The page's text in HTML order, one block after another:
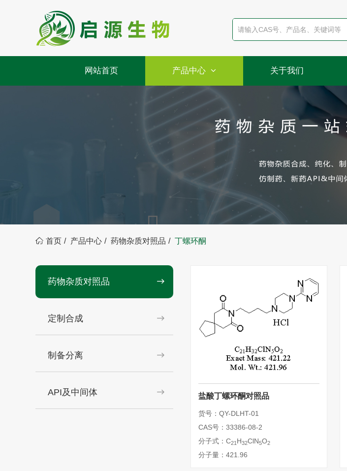
网站首页 产品中心 关于我们
首页 产品中心 药物杂质对照品 丁螺环酮
药物杂质对照品
定制合成
制备分离
API及中间体 盐酸丁螺环酮对照品
货号：QY-DLHT-01
CAS号：33386-08-2
分子式：C21 H32ClN5O2
分子量：421.96